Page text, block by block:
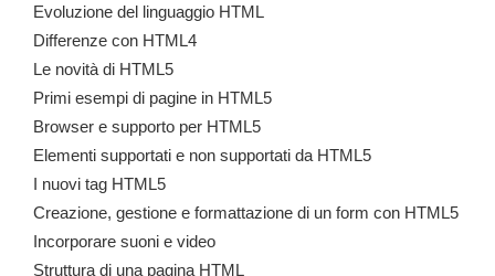
Evoluzione del linguaggio HTML
Differenze con HTML4
Le novità di HTML5
Primi esempi di pagine in HTML5
Browser e supporto per HTML5
Elementi supportati e non supportati da HTML5
I nuovi tag HTML5
Creazione, gestione e formattazione di un form con HTML5
Incorporare suoni e video
Struttura di una pagina HTML